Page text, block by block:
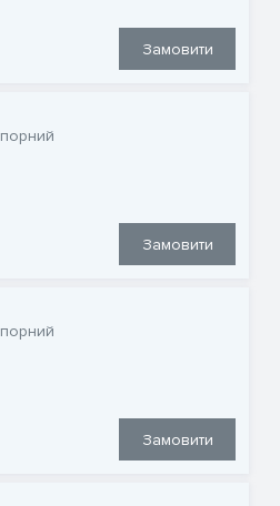
Замовити
Замовити
Замовити